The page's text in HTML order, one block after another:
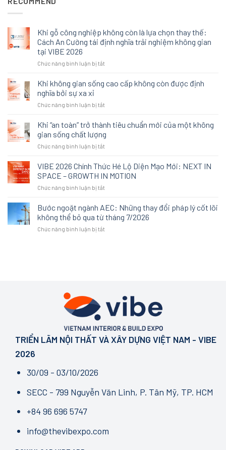
Khi gỗ công nghiệp không còn là lựa chọn thay thế:
Cách An Cường tái định nghĩa trải nghiệm không gian
tại VIBE 2026
Chức năng bình luận bị tắtở
công
không
là
chọn
thay
Cách
An
tái
nghĩa
trải
Khi không gian sống cao cấp không còn được định
nghĩa bởi sự xa xỉ
Chức năng bình luận bị tắtở
không
gian
sống
cao
không
còn
định
bởi
sự
xỉ
Khi “an toàn” trở thành tiêu chuẩn mới của một không
gian sống chất lượng
Chức năng bình luận bị tắtở
“an
toàn”
trở
thành
chuẩn
mới
một
VIBE 2026 Chính Thức Hé Lộ Diện Mạo Mới: NEXT IN
SPACE – GROWTH IN MOTION
Chức năng bình luận bị tắtở
2026
Chính
Thức
Hé
GROWTH
IN
Bước ngoặt ngành AEC: Những thay đổi pháp lý cốt lõi
không thể bỏ qua từ tháng 7/2026
Chức năng bình luận bị tắtở
lý
cốt
không
thể
TRIỂN LÃM NỘI THẤT VÀ XÂY DỰNG VIỆT NAM - VIBE
2026
30/09 - 03/10/2026
SECC - 799 Nguyễn Văn Linh, P. Tân Mỹ, TP. HCM
+84 96 696 5747
info@thevibexpo.com